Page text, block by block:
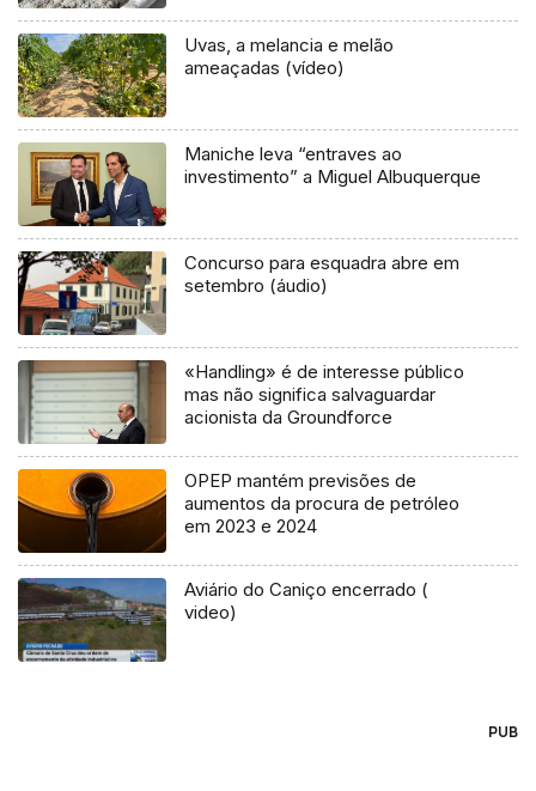
Uvas, a melancia e melão
ameaçadas (vídeo)
Maniche leva “entraves ao
investimento” a Miguel Albuquerque
Concurso para esquadra abre em
setembro (áudio)
«Handling» é de interesse público
mas não significa salvaguardar
acionista da Groundforce
OPEP mantém previsões de
aumentos da procura de petróleo
em 2023 e 2024
Aviário do Caniço encerrado (
video)
PUB